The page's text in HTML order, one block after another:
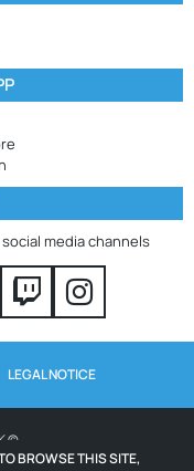
media channels
LEGAL NOTICE
©
BROWSE THIS SITE,